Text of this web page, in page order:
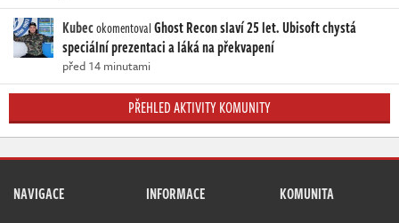
KubecokomentovalGhost Recon slaví 25 let. Ubisoft chystá
speciální prezentaci a láká na překvapení
před 14 minutami
PŘEHLED AKTIVITY KOMUNITY
NAVIGACE INFORMACE KOMUNITA